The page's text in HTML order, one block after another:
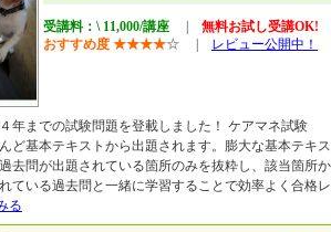
受講料：\ 11,000/講座
無料お試し受講OK!
おすすめ度 ★★★★☆ レビュー公開中！
年までの試験問題を登載しました！ ケアマネ試験
ど基本テキストから出題されます。膨大な基本テキス
去問が出題されている箇所のみを抜粋し、該当箇所か
ている過去問と一緒に学習することで効率よく合格レ
る